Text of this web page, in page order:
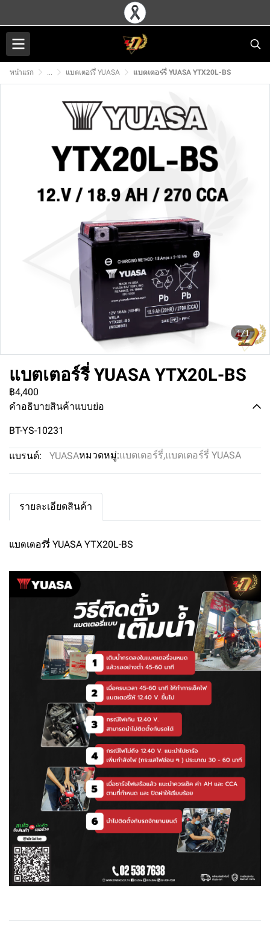
หน้าแรก ... แบตเตอร์รี่ YUASA แบตเตอร์รี่ YUASA YTX20L-BS
1/1
แบตเตอร์รี่ YUASA YTX20L-BS
฿4,400
คำอธิบายสินค้าแบบย่อ
BT-YS-10231
แบรนด์: YUASAหมวดหมู่:แบตเตอร์รี่,แบตเตอร์รี่ YUASA
รายละเอียดสินค้า
แบตเตอร์รี่ YUASA YTX20L-BS